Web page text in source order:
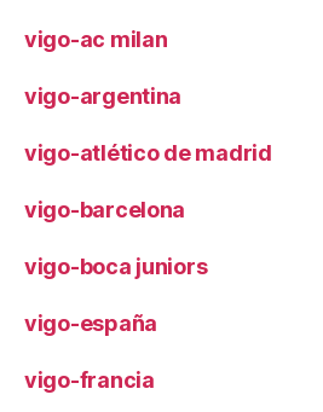
vigo-ac milan
vigo-argentina
vigo-atlético de madrid
vigo-barcelona
vigo-boca juniors
vigo-españa
vigo-francia